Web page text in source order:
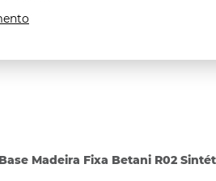
Madeira Fixa Betani R02